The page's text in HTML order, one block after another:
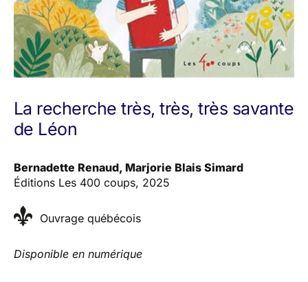
La recherche très, très, très savante
de Léon
Bernadette Renaud, Marjorie Blais Simard
Éditions Les 400 coups, 2025
Ouvrage québécois
Disponible en numérique